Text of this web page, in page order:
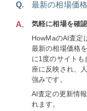
Q. 最新の相場価
A.
気軽に相場を確
HowMaのAI査定
最新の相場価格
に1度のサイト
座に反映され、
強みです。
AI査定の更新情
れます。